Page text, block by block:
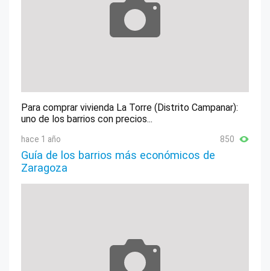
Para comprar vivienda La Torre (Distrito Campanar):
uno de los barrios con precios...
hace 1 año 850
Guía de los barrios más económicos de
Zaragoza